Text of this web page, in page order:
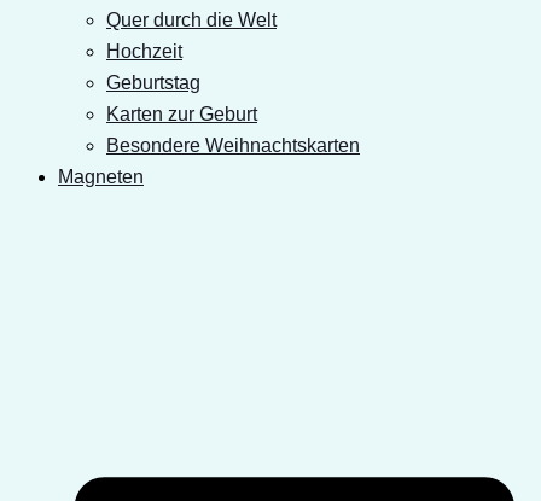
Quer durch die Welt
Hochzeit
Geburtstag
Karten zur Geburt
Besondere Weihnachtskarten
Magneten